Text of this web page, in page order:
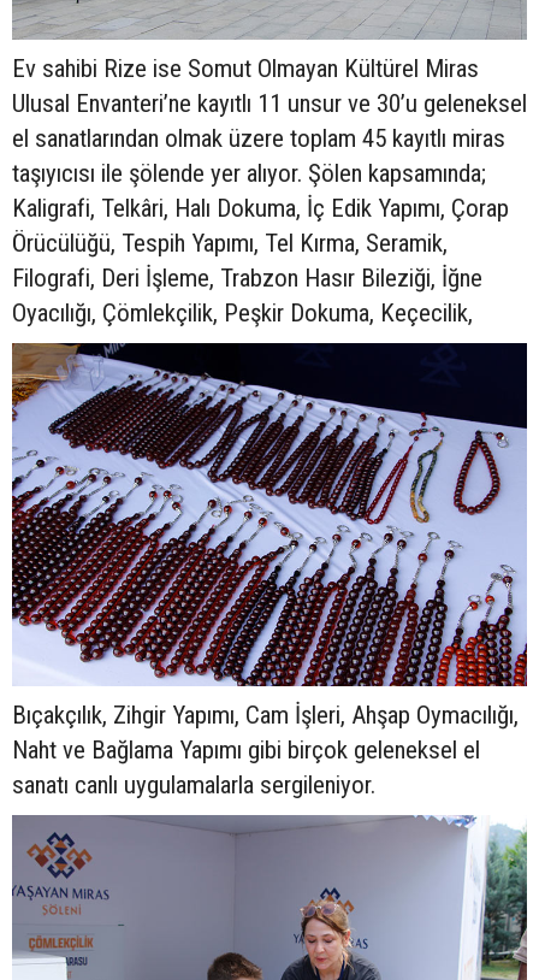
Ev sahibi Rize ise Somut Olmayan Kültürel Miras
Ulusal Envanteri’ne kayıtlı 11 unsur ve 30’u geleneksel
el sanatlarından olmak üzere toplam 45 kayıtlı miras
taşıyıcısı ile şölende yer alıyor. Şölen kapsamında;
Kaligrafi, Telkâri, Halı Dokuma, İç Edik Yapımı, Çorap
Örücülüğü, Tespih Yapımı, Tel Kırma, Seramik,
Filografi, Deri İşleme, Trabzon Hasır Bileziği, İğne
Oyacılığı, Çömlekçilik, Peşkir Dokuma, Keçecilik,
Bıçakçılık, Zihgir Yapımı, Cam İşleri, Ahşap Oymacılığı,
Naht ve Bağlama Yapımı gibi birçok geleneksel el
sanatı canlı uygulamalarla sergileniyor.